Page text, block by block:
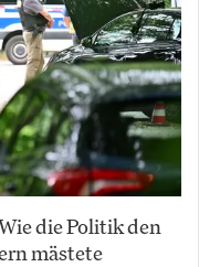
die Politik den
mästete